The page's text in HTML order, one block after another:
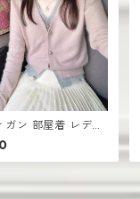
ガン 部屋着 レディ
高見え シンプル
韓国風